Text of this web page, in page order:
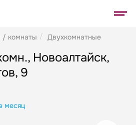
/ комнаты Двухкомнатные
Новоалтайск,
9
месяц